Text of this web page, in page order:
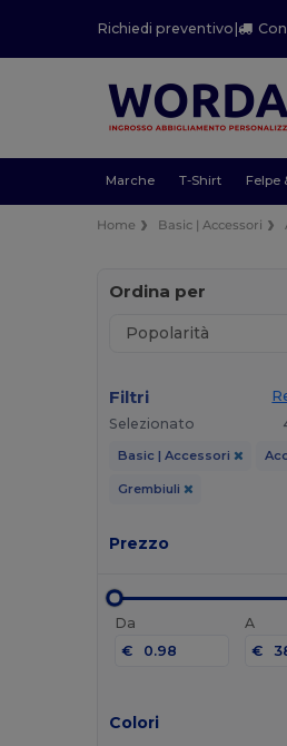
Richiedi preventivo |
Marche T-Shirt Felpe
Home Basic | Accessori
Ordina per
Filtri
Selezionato
Basic | Accessori
Grembiuli
Prezzo
Da
€
A
€
Colori